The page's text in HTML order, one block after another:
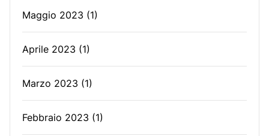
Maggio 2023 (1)
Aprile 2023 (1)
Marzo 2023 (1)
Febbraio 2023 (1)